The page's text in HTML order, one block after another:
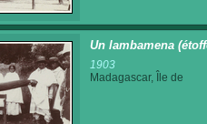
Un lambamena
1903
Madagascar, Île de